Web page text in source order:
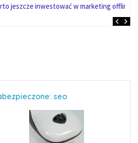
jeszcze inwestować w marketing offline?
seo